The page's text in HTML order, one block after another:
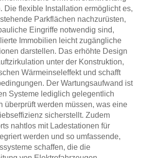
Die flexible Installation ermöglicht es,
Parkflächen nachzurüsten,
Eingriffe notwendig sind,
Immobilien leicht zugängliche
darstellen. Das erhöhte Design
unter der Konstruktion,
Wärmeinseleffekt und schafft
Der Wartungsaufwand ist
Systeme lediglich gelegentlich
überprüft werden müssen, was eine
sicherstellt. Zudem
nahtlos mit Ladestationen für
werden und so umfassende,
schaffen, die die